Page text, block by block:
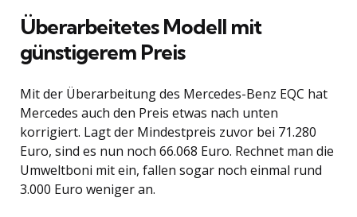
Überarbeitetes Modell mit
günstigerem Preis
Mit der Überarbeitung des Mercedes-Benz EQC hat
Mercedes auch den Preis etwas nach unten
korrigiert. Lagt der Mindestpreis zuvor bei 71.280
Euro, sind es nun noch 66.068 Euro. Rechnet man die
Umweltboni mit ein, fallen sogar noch einmal rund
3.000 Euro weniger an.